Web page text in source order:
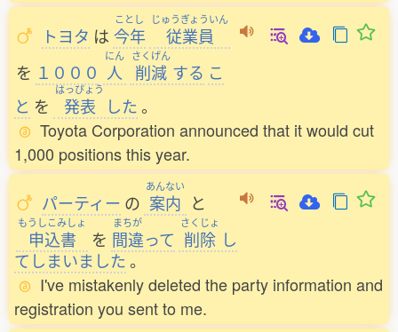
トヨタ は
ことし
今年
じゅうぎょういん
従業員
を １０００
にん
人
さくげん
削減 する こ
と を
はっぴょう
発表 した。
Toyota Corporation announced that it would cut
1,000 positions this year.
パーティー の
あんない
案内 と
もうしこみしょ
申込書 を
まちが
間違って
さくじょ
削除 し
てしまいました。
I've mistakenly deleted the party information and
registration you sent to me.